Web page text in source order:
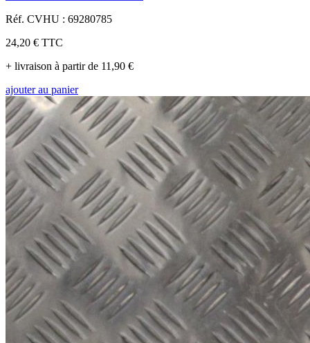
Réf. CVHU : 69280785
24,20 € TTC
+ livraison à partir de 11,90 €
ajouter au panier